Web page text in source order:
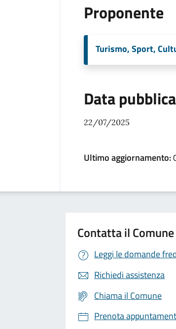
Proponente
Turismo, Sport,
Data
22/07/2025
Ultimo aggiornamento:
Contatta il Comune
Leggi le domande
Richiedi assistenza
Chiama il Comune
Prenota